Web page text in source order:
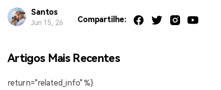
Santos
Jun 15, 26 Compartilhe:
Artigos Mais Recentes
return="related_info" %}